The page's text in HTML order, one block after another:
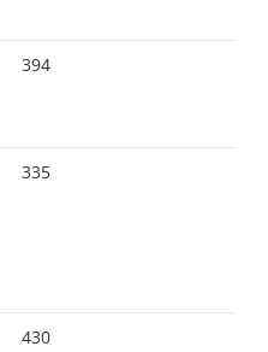
394
335
430